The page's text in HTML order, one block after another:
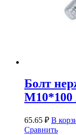
Болт
М10*100
65.65 ₽ В
Сравнить